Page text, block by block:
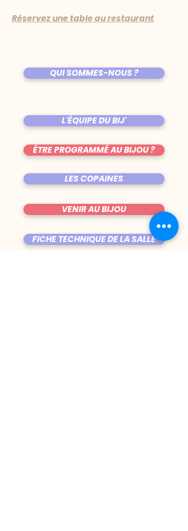
Réservez une table au restaurant
QUI SOMMES-NOUS ?
L'ÉQUIPE DU BIJ'
ÊTRE PROGRAMMÉ AU BIJOU ?
LES COPAINES
VENIR AU BIJOU
FICHE TECHNIQUE DE LA SALLE